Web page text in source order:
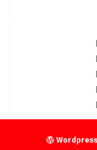
Wordpress